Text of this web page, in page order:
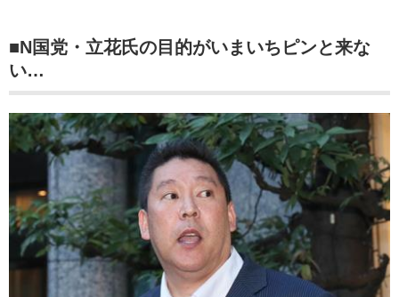
■N国党・立花氏の目的がいまいちピンと来な
い…